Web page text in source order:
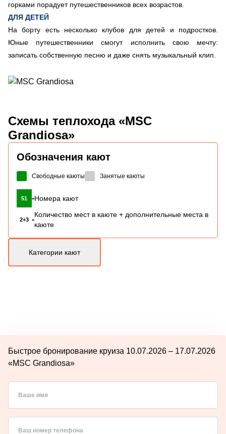
горками порадует путешественников всех возрастов.
ДЛЯ ДЕТЕЙ
На борту есть несколько клубов для детей и подростков.
Юные путешественники смогут исполнить свою мечту:
записать собственную песню и даже снять музыкальный клип.
Схемы теплохода «MSC
Grandiosa»
Обозначения кают
Свободные каюты Занятые каюты
51 -Номера кают
2+3 -
Количество мест в каюте + дополнительные места в
каюте
Категории кают
Быстрое бронирование круиза 10.07.2026 – 17.07.2026
«MSC Grandiosa»
Ваше имя
Ваш номер телефона